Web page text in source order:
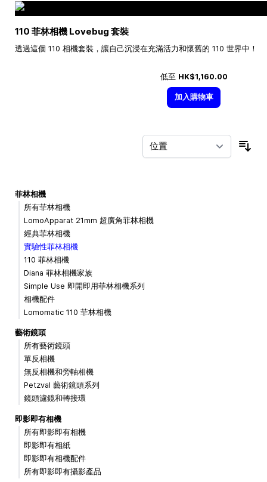
110 菲林相機 Lovebug 套裝
透過這個 110 相機套裝，讓自己沉浸在充滿活力和懷舊的 110 世界中！
低至 HK$1,160.00
加入購物車
菲林相機
所有菲林相機
LomoApparat 21mm 超廣角菲林相機
經典菲林相機
實驗性菲林相機
110 菲林相機
Diana 菲林相機家族
Simple Use 即開即用菲林相機系列
相機配件
Lomomatic 110 菲林相機
藝術鏡頭
所有藝術鏡頭
單反相機
無反相機和旁軸相機
Petzval 藝術鏡頭系列
鏡頭濾鏡和轉接環
即影即有相機
所有即影即有相機
即影即有相紙
即影即有相機配件
所有即影即有攝影產品